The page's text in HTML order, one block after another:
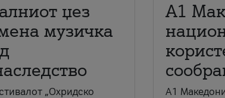
џез
музичка
„Охридско
A1
A1